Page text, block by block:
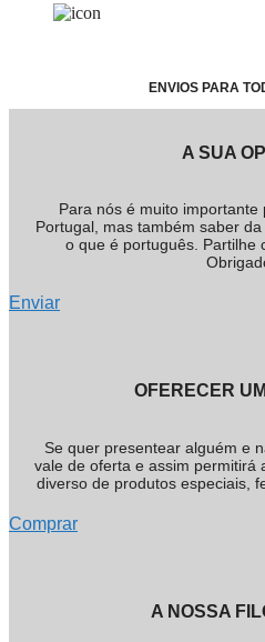
ENVIOS PARA
A SUA
Para nós é muito
Portugal, mas também saber
o que é português. Partilhe
Enviar
OFERECER
Se quer presentear alguém e
vale de oferta e assim permitirá
diverso de produtos especiais,
Comprar
A NOSSA